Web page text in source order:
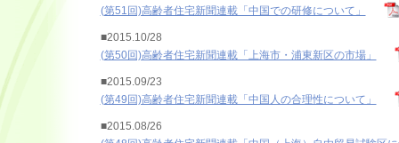
(第51回)高齢者住宅新聞連載「中国での研修について」
■2015.10/28
(第50回)高齢者住宅新聞連載「上海市・浦東新区の市場」
■2015.09/23
(第49回)高齢者住宅新聞連載「中国人の合理性について」
■2015.08/26